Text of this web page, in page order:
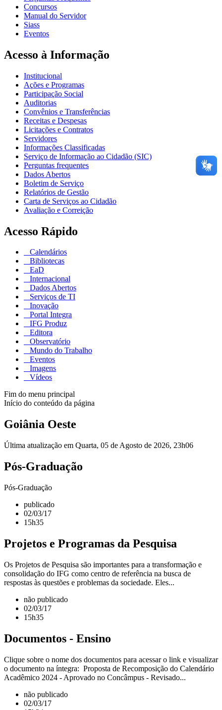
Concursos
Manual do Servidor
Siass
Eventos
Acesso à Informação
Institucional
Ações e Programas
Participação Social
Auditorias
Convênios e Transferências
Receitas e Despesas
Licitações e Contratos
Servidores
Informações Classificadas
Serviço de Informação ao Cidadão (SIC)
Perguntas frequentes
Dados Abertos
Boletim de Serviço
Relatórios de Gestão
Carta de Serviços ao Cidadão
Avaliação e Correição
Acesso Rápido
Calendários
Bibliotecas
EaD
Internacional
Dados Abertos
Serviços de TI
Inovação
Portal Integra
IFG Produz
Editora
Observatório
Mundo do Trabalho
Eventos
Imagens
Vídeos
Fim do menu principal
Início do conteúdo da página
Goiânia Oeste
Última atualização em Quarta, 05 de Agosto de 2026, 23h06
Pós-Graduação
Pós-Graduação
publicado
02/03/17
15h35
Projetos e Programas da Pesquisa
Os Projetos de Pesquisa são importantes para a transformação e
consolidação do IFG como centro de referência na busca de
respostas às questões e problemas da sociedade. Eles...
não publicado
02/03/17
15h35
Documentos - Ensino
Clique sobre o nome dos documentos para acessar o link e visualizar
o documento na íntegra: Proposta de Recomposição do Calendário
Acadêmico 2024 - Aprovado no Concâmpus - Revisado...
não publicado
02/03/17